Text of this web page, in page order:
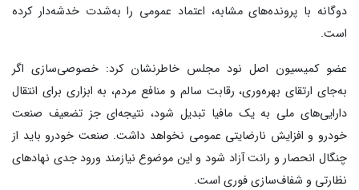
دوگانه با پرونده‌های مشابه، اعتماد عمومی را به‌شدت خدشه‌دار کرده
است.
عضو کمیسیون اصل نود مجلس خاطرنشان کرد: خصوصی‌سازی اگر
به‌جای ارتقای بهره‌وری، رقابت سالم و منافع مردم، به ابزاری برای انتقال
دارایی‌های ملی به یک مافیا تبدیل شود، نتیجه‌ای جز تضعیف صنعت
خودرو و افزایش نارضایتی عمومی نخواهد داشت. صنعت خودرو باید از
چنگال انحصار و رانت آزاد شود و این موضوع نیازمند ورود جدی نهادهای
نظارتی و شفاف‌سازی فوری است.